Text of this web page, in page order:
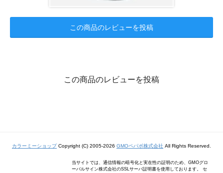
この商品のレビューを投稿
この商品のレビューを投稿
カラーミーショップCopyright (C) 2005-2026 GMOペパボ株式会社 All Rights Reserved.
当サイトでは、通信情報の暗号化と実在性の証明のため、GMOグロ
ーバルサイン株式会社のSSLサーバ証明書を使用しております。 セ